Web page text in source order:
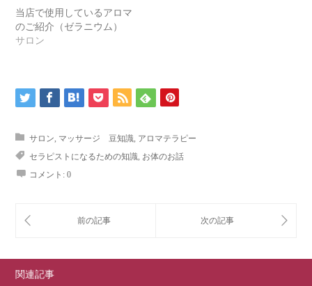
当店で使用しているアロマ
のご紹介（ゼラニウム）
サロン
サロン, マッサージ 豆知識, アロマテラピー
セラピストになるための知識, お体のお話
コメント: 0
関連記事